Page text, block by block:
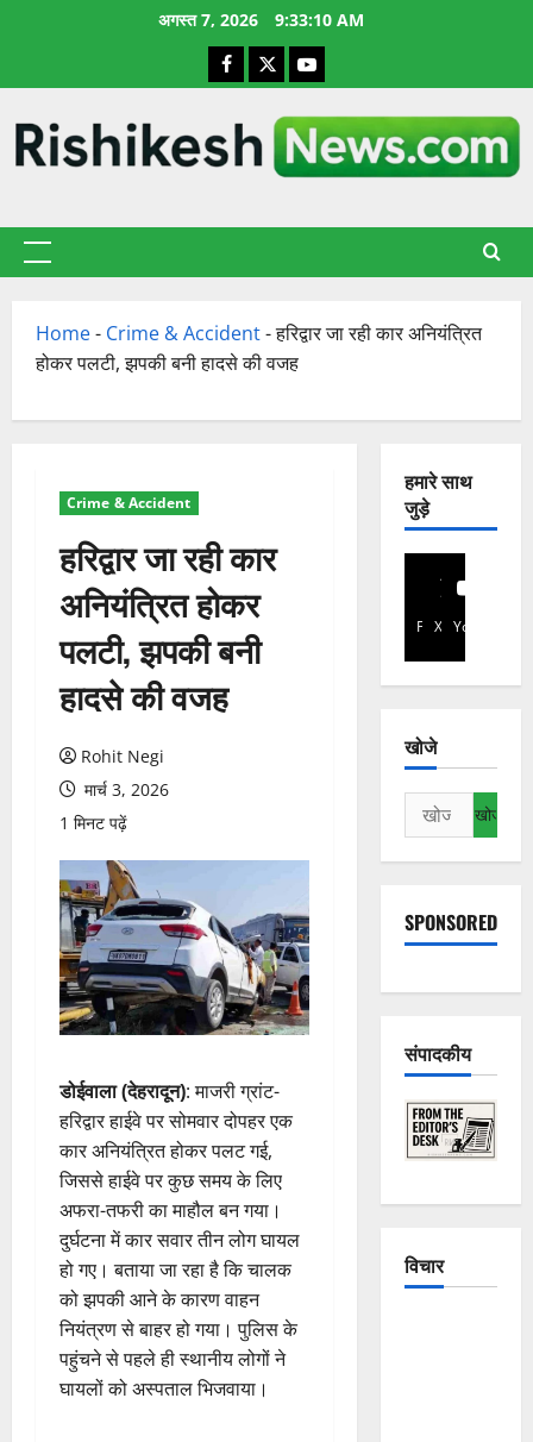
अगस्त 7, 2026 9:33:11 AM
Facebook
X YouTube
प्राथमिक
Home- Crime & Accident-हरिद्वार जा रही कार अनियंत्रित
होकर पलटी, झपकी बनी हादसे की वजह
Crime & Accident
हरिद्वार जा रही कार
अनियंत्रित होकर
पलटी, झपकी बनी
हादसे की वजह
Rohit Negi
मार्च 3, 2026
1 मिनट पढ़ें
डोईवाला (देहरादून): माजरी ग्रांट-
हरिद्वार हाईवे पर सोमवार दोपहर एक
कार अनियंत्रित होकर पलट गई,
जिससे हाईवे पर कुछ समय के लिए
अफरा-तफरी का माहौल बन गया।
दुर्घटना में कार सवार तीन लोग घायल
हो गए। बताया जा रहा है कि चालक
को झपकी आने के कारण वाहन
नियंत्रण से बाहर हो गया। पुलिस के
पहुंचने से पहले ही स्थानीय लोगों ने
घायलों को अस्पताल भिजवाया।
हमारे साथ
जुड़े
Facebook
X YouTube
खोजे
निम्न
को
खोजें:
SPONSORED
संपादकीय
विचार